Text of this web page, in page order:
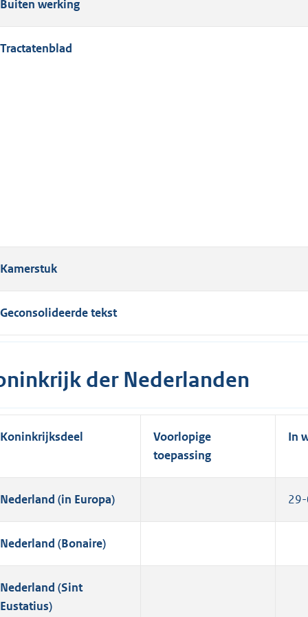
Buiten werking
Tractatenblad
Kamerstuk
Geconsolideerde tekst
der Nederlanden
Koninkrijksdeel
Voorlopige
toepassing
In
Nederland (in Europa)
Nederland (Bonaire)
Nederland (Sint
Eustatius)